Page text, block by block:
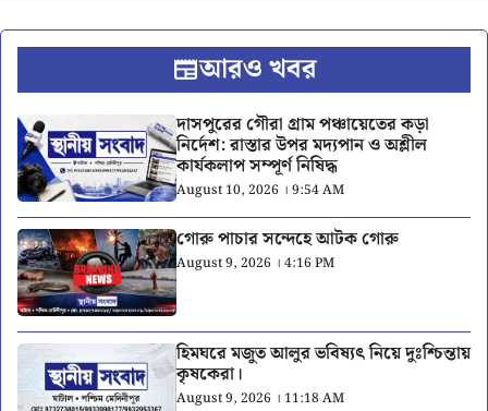
আরও খবর
দাসপুরের গৌরা গ্রাম পঞ্চায়েতের কড়া
নির্দেশ: রাস্তার উপর মদ্যপান ও অশ্লীল
কার্যকলাপ সম্পূর্ণ নিষিদ্ধ
August 10, 2026 । 9:54 AM
গোরু পাচার সন্দেহে আটক গোরু
August 9, 2026 । 4:16 PM
হিমঘরে মজুত আলুর ভবিষ্যৎ নিয়ে দুঃশ্চিন্তায়
কৃষকেরা।
August 9, 2026 । 11:18 AM